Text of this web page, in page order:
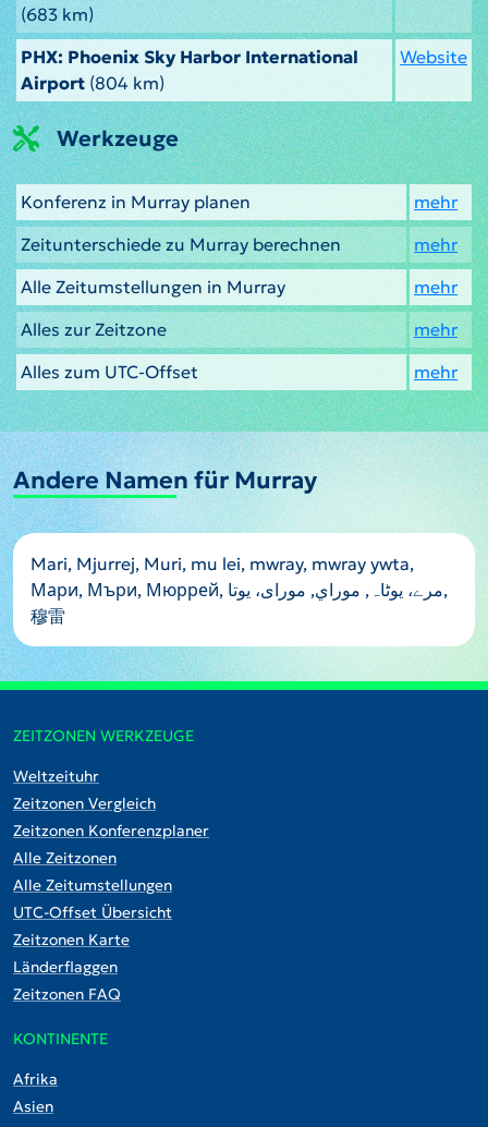
(683 km)
PHX: Phoenix Sky Harbor International
Airport (804 km)
Website
Werkzeuge
Konferenz in Murray planen
mehr
Zeitunterschiede zu Murray berechnen
mehr
Alle Zeitumstellungen in Murray
mehr
Alles zur Zeitzone
mehr
Alles zum UTC-Offset
mehr
Andere Namen für Murray
Mari, Mjurrej, Muri, mu lei, mwray, mwray ywta,
Мари, Мъри, Мюррей, مرے، یوٹاہ, موراي, مورای، یوتا,
穆雷
ZEITZONEN WERKZEUGE
Weltzeituhr
Zeitzonen Vergleich
Zeitzonen Konferenzplaner
Alle Zeitzonen
Alle Zeitumstellungen
UTC-Offset Übersicht
Zeitzonen Karte
Länderflaggen
Zeitzonen FAQ
KONTINENTE
Afrika
Asien